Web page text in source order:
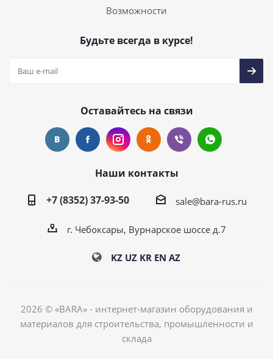
Возможности
Будьте всегда в курсе!
Оставайтесь на связи
Наши контакты
+7 (8352) 37-93-50
sale@bara-rus.ru
г. Чебоксары, Вурнарское шоссе д.7
KZ UZ KR EN AZ
2026 © «BARA» - интернет-магазин оборудования и
материалов для строительства, промышленности и
склада